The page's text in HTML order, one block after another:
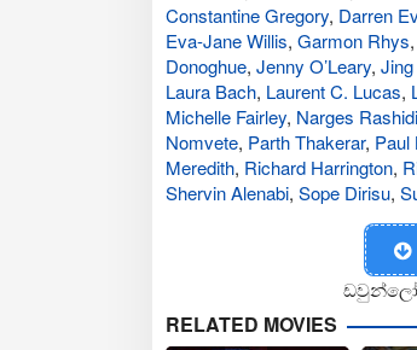
Constantine Gregory, Darren
Eva-Jane Willis, Garmon Rhys,
Donoghue, Jenny O’Leary,
Laura Bach, Laurent C. Lucas,
Michelle Fairley, Narges Rashidi
Nomvete, Parth Thakerar, Paul
Meredith, Richard Harrington,
Shervin Alenabi, Sope Dirisu,
RELATED MOVIES